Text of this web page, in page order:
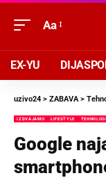
Aa
EX-YU
uzivo24 > ZABAVA>
IZDVAJAMO LIFESTYLE
Google